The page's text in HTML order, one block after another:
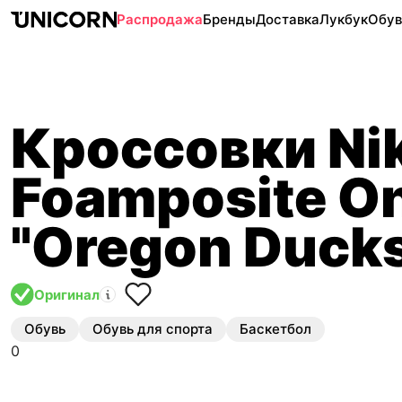
РаспродажаБрендыДоставкаЛукбук
Кроссовки
Foamposite
"Oregon
Оригинал
Обувь Обувь для спорта Баскетбол
0